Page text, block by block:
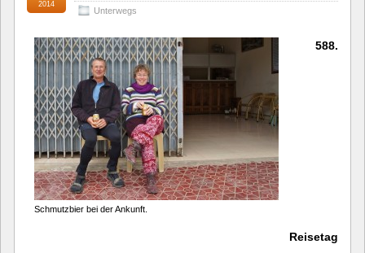
Unterwegs
2014
Schmutzbier bei der Ankunft.
588.
Reisetag